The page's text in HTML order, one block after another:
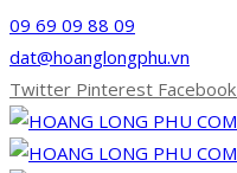
09 69 09 88 09
dat@hoanglongphu.vn
Twitter Pinterest Facebook